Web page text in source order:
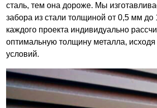
сталь, тем она дороже. Мы
забора из стали толщиной от 0,5 мм
каждого проекта индивидуально
оптимальную толщину металла, исходя
условий.